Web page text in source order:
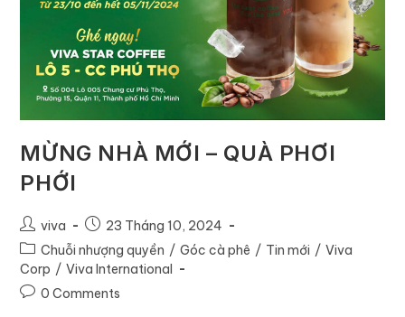
MỪNG NHÀ MỚI – QUÀ PHƠI
PHỚI
viva
23 Tháng 10, 2024
Chuỗi nhượng quyền / Góc cà phê / Tin mới / Viva
Corp / Viva International
0 Comments